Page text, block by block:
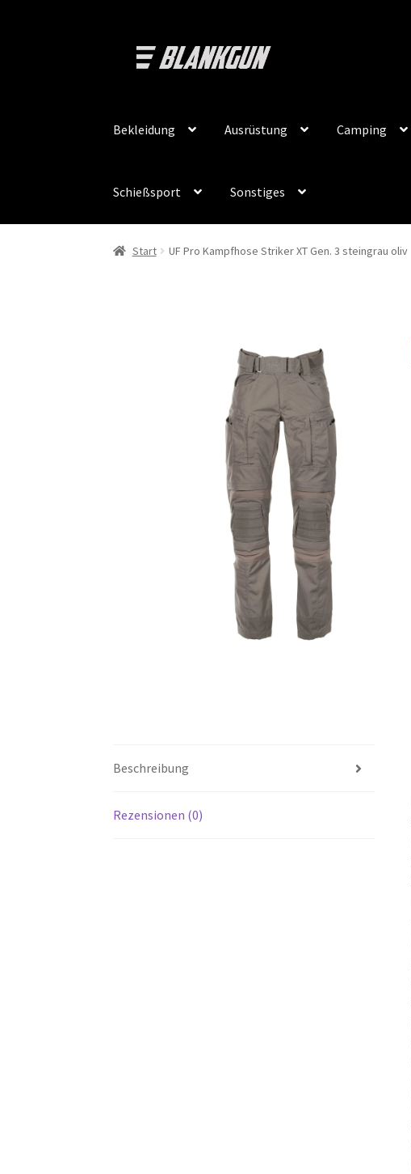
Navigation
Zum
Inhalt
Bekleidung Ausrüstung Camping
Schießsport Sonstiges
Start UF Pro Kampfhose Striker XT Gen. 3 steingrau oliv
Beschreibung
Rezensionen (0)